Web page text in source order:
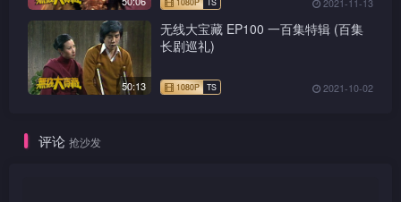
2021-11-13
50:13
无线大宝藏 EP100 一百集特辑 (百集
长剧巡礼)
2021-10-02
评论 抢沙发